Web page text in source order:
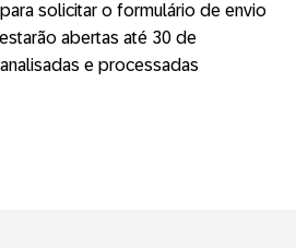
solicitar o formulário de envio
abertas até 30 de
e processadas